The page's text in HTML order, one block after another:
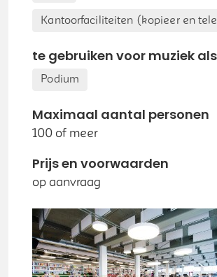
Kantoorfaciliteiten (kopieer en
te gebruiken voor muziek als
Podium
Maximaal aantal personen
100 of meer
Prijs en voorwaarden
op aanvraag